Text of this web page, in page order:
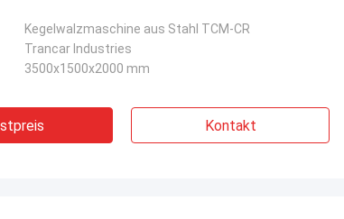
Kegelwalzmaschine aus Stahl TCM-CR
Trancar Industries
3500x1500x2000 mm
Kontakt